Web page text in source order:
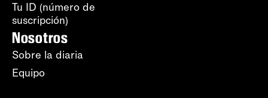
Tu ID (número de
suscripción)
Nosotros
Sobre la diaria
Equipo